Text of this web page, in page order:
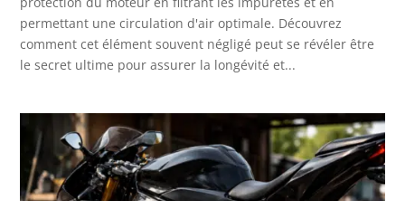
permettant une circulation d'air optimale. Découvrez
comment cet élément souvent négligé peut se révéler être
le secret ultime pour assurer la longévité et...